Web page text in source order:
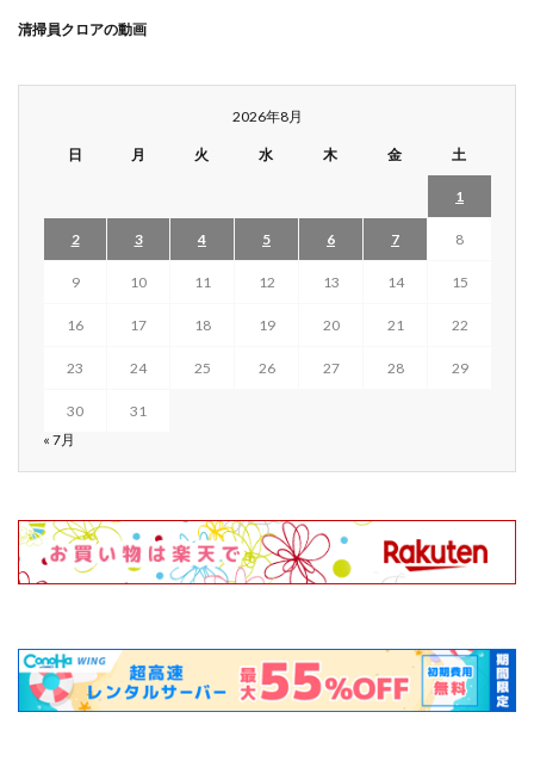
清掃員クロアの動画
2026年8月
日 月 火 水 木 金 土
1
2 3 4 5 6 7 8
9 10 11 12 13 14 15
16 17 18 19 20 21 22
23 24 25 26 27 28 29
30
31
« 7月